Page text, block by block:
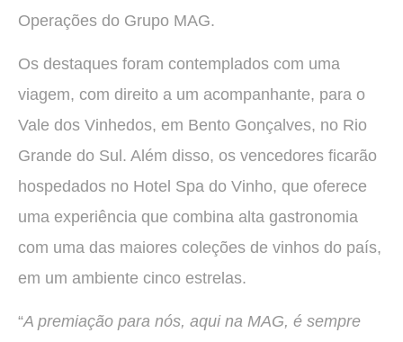
Operações do Grupo MAG.
Os destaques foram contemplados com uma
viagem, com direito a um acompanhante, para o
Vale dos Vinhedos, em Bento Gonçalves, no Rio
Grande do Sul. Além disso, os vencedores ficarão
hospedados no Hotel Spa do Vinho, que oferece
uma experiência que combina alta gastronomia
com uma das maiores coleções de vinhos do país,
em um ambiente cinco estrelas.
“A premiação para nós, aqui na MAG, é sempre